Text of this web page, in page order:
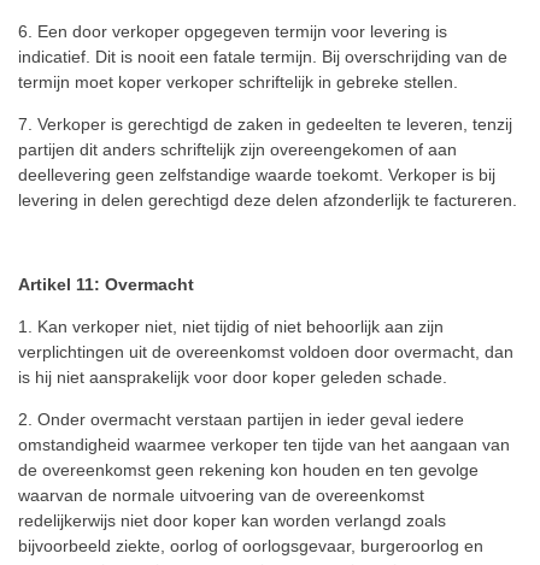
6. Een door verkoper opgegeven termijn voor levering is
indicatief. Dit is nooit een fatale termijn. Bij overschrijding van de
termijn moet koper verkoper schriftelijk in gebreke stellen.
7. Verkoper is gerechtigd de zaken in gedeelten te leveren, tenzij
partijen dit anders schriftelijk zijn overeengekomen of aan
deellevering geen zelfstandige waarde toekomt. Verkoper is bij
levering in delen gerechtigd deze delen afzonderlijk te factureren.
Artikel 11: Overmacht
1. Kan verkoper niet, niet tijdig of niet behoorlijk aan zijn
verplichtingen uit de overeenkomst voldoen door overmacht, dan
is hij niet aansprakelijk voor door koper geleden schade.
2. Onder overmacht verstaan partijen in ieder geval iedere
omstandigheid waarmee verkoper ten tijde van het aangaan van
de overeenkomst geen rekening kon houden en ten gevolge
waarvan de normale uitvoering van de overeenkomst
redelijkerwijs niet door koper kan worden verlangd zoals
bijvoorbeeld ziekte, oorlog of oorlogsgevaar, burgeroorlog en